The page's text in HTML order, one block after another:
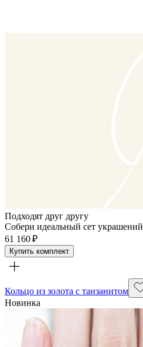
Подходят друг другу
Собери идеальный сет украшений
61 160 ₽
Купить комплект
Кольцо из золота с танзанитом
Новинка